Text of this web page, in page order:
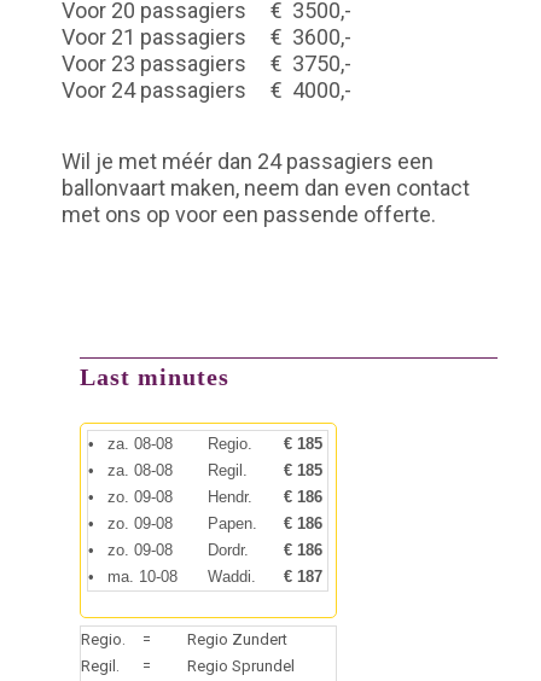
Voor 20 passagiers € 3500,-
Voor 21 passagiers
€ 3600,-
Voor 23 passagiers
€ 3750,-
Voor 24 passagiers
€ 4000,-
Wil je met méér dan 24 passagiers een
ballonvaart maken, neem dan even contact
met ons op voor een passende offerte.
Last minutes
• za. 08-08 Regio.
€ 185
•
za. 08-08 Regil.
€ 185
•
zo. 09-08 Hendr.
€ 186
•
zo. 09-08 Papen.
€ 186
•
zo. 09-08 Dordr.
€ 186
•
ma. 10-08 Waddi. € 187
Regio. =
Regio Zundert
Regil.
=
Regio Sprundel